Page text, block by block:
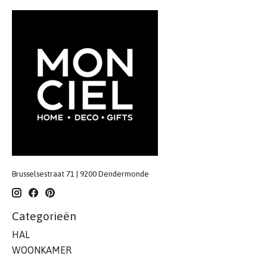
Brusselsestraat 71 | 9200 Dendermonde
Categorieën
HAL
WOONKAMER